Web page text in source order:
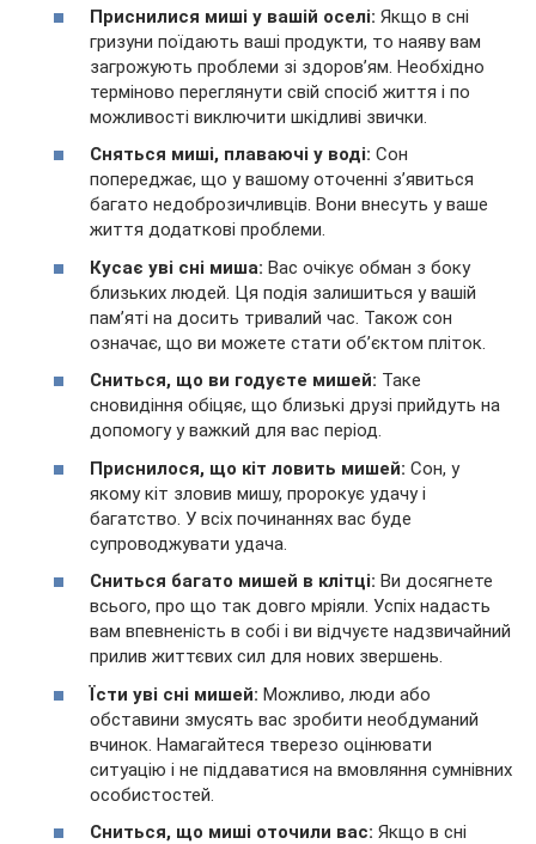
Приснилися миші у вашій оселі: Якщо в сні
гризуни поїдають ваші продукти, то наяву вам
загрожують проблеми зі здоров’ям. Необхідно
терміново переглянути свій спосіб життя і по
можливості виключити шкідливі звички.
Сняться миші, плаваючі у воді: Сон
попереджає, що у вашому оточенні з’явиться
багато недоброзичливців. Вони внесуть у ваше
життя додаткові проблеми.
Кусає уві сні миша: Вас очікує обман з боку
близьких людей. Ця подія залишиться у вашій
пам’яті на досить тривалий час. Також сон
означає, що ви можете стати об’єктом пліток.
Сниться, що ви годуєте мишей: Таке
сновидіння обіцяє, що близькі друзі прийдуть на
допомогу у важкий для вас період.
Приснилося, що кіт ловить мишей: Сон, у
якому кіт зловив мишу, пророкує удачу і
багатство. У всіх починаннях вас буде
супроводжувати удача.
Сниться багато мишей в клітці: Ви досягнете
всього, про що так довго мріяли. Успіх надасть
вам впевненість в собі і ви відчуєте надзвичайний
прилив життєвих сил для нових звершень.
Їсти уві сні мишей: Можливо, люди або
обставини змусять вас зробити необдуманий
вчинок. Намагайтеся тверезо оцінювати
ситуацію і не піддаватися на вмовляння сумнівних
особистостей.
Сниться, що миші оточили вас: Якщо в сні